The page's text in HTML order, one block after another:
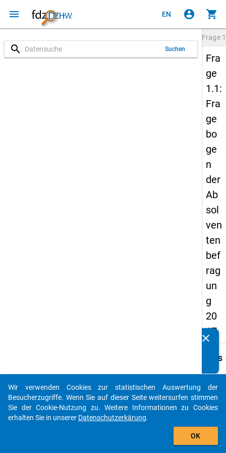
menu EN account_circle shopping_cart
search Suchen
Frage
Fra
ge
1.1:
Fra
ge
bo
ge
n
der
Ab
sol
ven
ten
bef
rag
un
g
20
17
Details
1.1
Diese
clear
auto_stories
add_shopping_cart
Wir verwenden Cookies zur statistischen Auswertung der
Besucherzugriffe. Wenn Sie auf dieser Seite weitersurfen stimmen
Sie der Cookie-Nutzung zu. Weitere Informationen zu Cookies
erhalten Sie in unserer Datenschutzerkärung.
OK